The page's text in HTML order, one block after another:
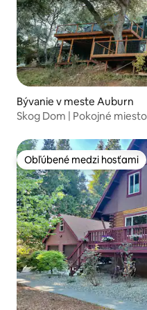
Bývanie v meste Auburn
Skog Dom | Pokojné
Obľúbené medzi hosťami
Obľúbené medzi hosťami